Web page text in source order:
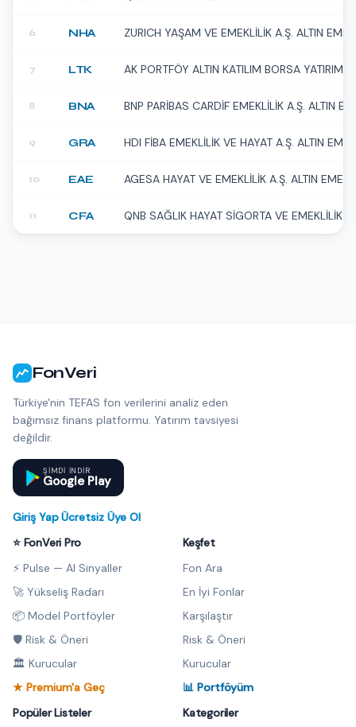
6 NHA ZURICH YAŞAM VE EMEKLİLİK A.Ş. ALTIN
7 LTK AK PORTFÖY ALTIN KATILIM BORSA YATIRIM
8 BNA BNP PARİBAS CARDİF EMEKLİLİK A.Ş. ALTIN
9 GRA HDI FİBA EMEKLİLİK VE HAYAT A.Ş. ALTIN
10 EAE AGESA HAYAT VE EMEKLİLİK A.Ş. ALTIN
11 CFA QNB SAĞLIK HAYAT SİGORTA VE EMEKLİLİK
FonVeri
Türkiye'nin TEFAS fon verilerini analiz eden
bağımsız finans platformu. Yatırım tavsiyesi
değildir.
ŞIMDI INDIR
Google Play
Giriş Yap·Ücretsiz Üye Ol
⭐ FonVeri Pro
⚡ Pulse — AI Sinyaller
🚀 Yükseliş Radarı
📦 Model Portföyler
🛡️ Risk & Öneri
🏛️ Kurucular
★ Premium'a Geç
Keşfet
Fon Ara
En İyi Fonlar
Karşılaştır
Risk & Öneri
Kurucular
📊 Portföyüm
Popüler Listeler
Kategoriler